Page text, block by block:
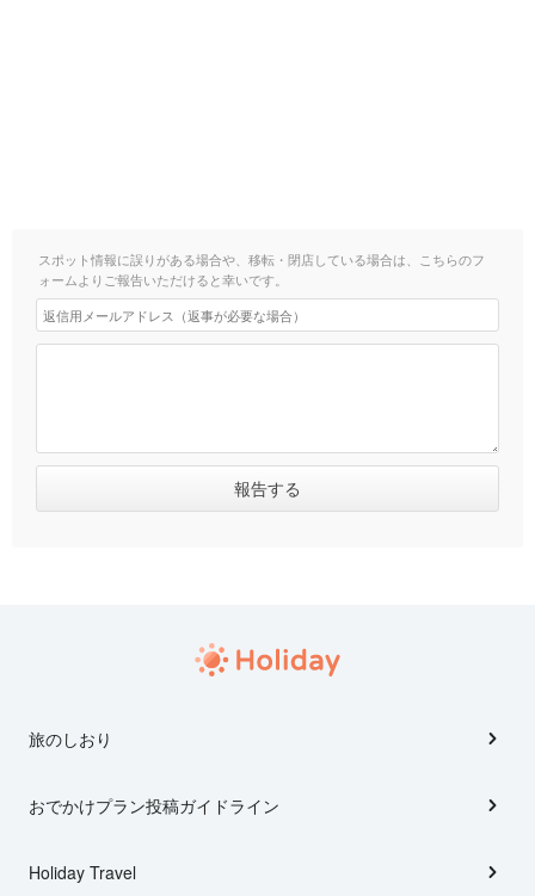
スポット情報に誤りがある場合や、移転・閉店している場合は、こちらのフ
ォームよりご報告いただけると幸いです。
旅のしおり
おでかけプラン投稿ガイドライン
Holiday Travel